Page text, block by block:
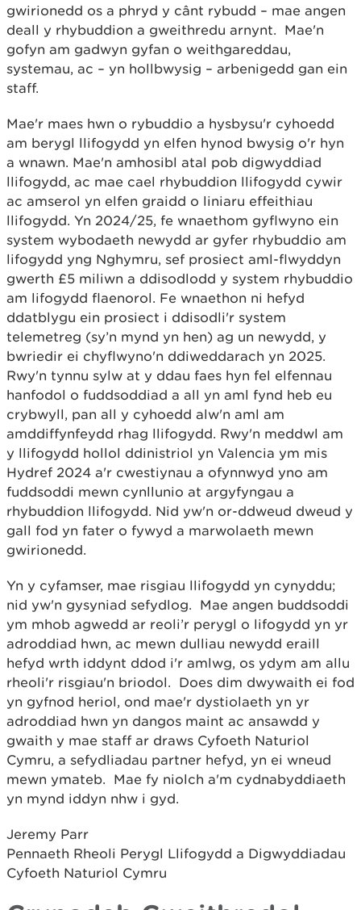
gwirionedd os a phryd y cânt rybudd – mae angen
deall y rhybuddion a gweithredu arnynt. Mae'n
gofyn am gadwyn gyfan o weithgareddau,
systemau, ac – yn hollbwysig – arbenigedd gan ein
staff.
Mae'r maes hwn o rybuddio a hysbysu'r cyhoedd
am berygl llifogydd yn elfen hynod bwysig o'r hyn
a wnawn. Mae'n amhosibl atal pob digwyddiad
llifogydd, ac mae cael rhybuddion llifogydd cywir
ac amserol yn elfen graidd o liniaru effeithiau
llifogydd. Yn 2024/25, fe wnaethom gyflwyno ein
system wybodaeth newydd ar gyfer rhybuddio am
lifogydd yng Nghymru, sef prosiect aml-flwyddyn
gwerth £5 miliwn a ddisodlodd y system rhybuddio
am lifogydd flaenorol. Fe wnaethon ni hefyd
ddatblygu ein prosiect i ddisodli'r system
telemetreg (sy’n mynd yn hen) ag un newydd, y
bwriedir ei chyflwyno'n ddiweddarach yn 2025.
Rwy'n tynnu sylw at y ddau faes hyn fel elfennau
hanfodol o fuddsoddiad a all yn aml fynd heb eu
crybwyll, pan all y cyhoedd alw'n aml am
amddiffynfeydd rhag llifogydd. Rwy'n meddwl am
y llifogydd hollol ddinistriol yn Valencia ym mis
Hydref 2024 a'r cwestiynau a ofynnwyd yno am
fuddsoddi mewn cynllunio at argyfyngau a
rhybuddion llifogydd. Nid yw'n or-ddweud dweud y
gall fod yn fater o fywyd a marwolaeth mewn
gwirionedd.
Yn y cyfamser, mae risgiau llifogydd yn cynyddu;
nid yw'n gysyniad sefydlog. Mae angen buddsoddi
ym mhob agwedd ar reoli’r perygl o lifogydd yn yr
adroddiad hwn, ac mewn dulliau newydd eraill
hefyd wrth iddynt ddod i'r amlwg, os ydym am allu
rheoli'r risgiau'n briodol. Does dim dwywaith ei fod
yn gyfnod heriol, ond mae'r dystiolaeth yn yr
adroddiad hwn yn dangos maint ac ansawdd y
gwaith y mae staff ar draws Cyfoeth Naturiol
Cymru, a sefydliadau partner hefyd, yn ei wneud
mewn ymateb. Mae fy niolch a'm cydnabyddiaeth
yn mynd iddyn nhw i gyd.
Jeremy Parr
Pennaeth Rheoli Perygl Llifogydd a Digwyddiadau
Cyfoeth Naturiol Cymru